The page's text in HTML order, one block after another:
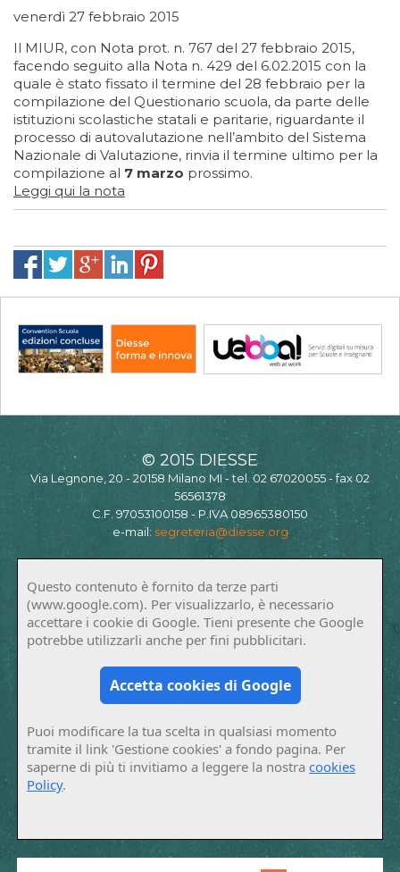
venerdì 27 febbraio 2015
Il MIUR, con Nota prot. n. 767 del 27 febbraio 2015,
facendo seguito alla Nota n. 429 del 6.02.2015 con la
quale è stato fissato il termine del 28 febbraio per la
compilazione del Questionario scuola, da parte delle
istituzioni scolastiche statali e paritarie, riguardante il
processo di autovalutazione nell’ambito del Sistema
Nazionale di Valutazione, rinvia il termine ultimo per la
compilazione al 7 marzo prossimo.
Leggi qui la nota
© 2015 DIESSE
Via Legnone, 20 - 20158 Milano MI - tel. 02 67020055 - fax 02
56561378
C.F. 97053100158 - P.IVA 08965380150
e-mail: segreteria@diesse.org
Questo contenuto è fornito da terze parti
(www.google.com). Per visualizzarlo, è necessario
accettare i cookie di Google. Tieni presente che Google
potrebbe utilizzarli anche per fini pubblicitari.
Accetta cookies di Google
Puoi modificare la tua scelta in qualsiasi momento
tramite il link 'Gestione cookies' a fondo pagina. Per
saperne di più ti invitiamo a leggere la nostracookies
Policy.